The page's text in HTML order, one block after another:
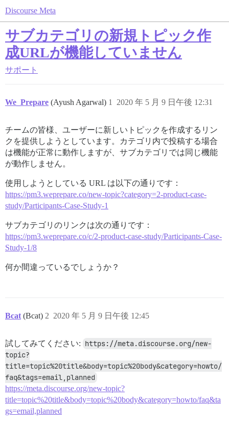
Discourse Meta
サブカテゴリの新規トピック作
成URLが機能していません
サポート
We_Prepare (Ayush Agarwal) 2020 年 5 月 9 日午後 12:31
1
チームの皆様、ユーザーに新しいトピックを作成するリン
クを提供しようとしています。カテゴリ内で投稿する場合
は機能が正常に動作しますが、サブカテゴリでは同じ機能
が動作しません。
使用しようとしている URL は以下の通りです：
https://pm3.weprepare.co/new-topic?category=2-product-case-
study/Participants-Case-Study-1
サブカテゴリのリンクは次の通りです：
https://pm3.weprepare.co/c/2-product-case-study/Participants-Case-
Study-1/8
何か間違っているでしょうか？
Bcat (Bcat) 2020 年 5 月 9 日午後 12:45
2
試してみてください: https://meta.discourse.org/new-
topic?
title=topic%20title&body=topic%20body&category=howto/
faq&tags=email,planned
https://meta.discourse.org/new-topic?
title=topic%20title&body=topic%20body&category=howto/faq&ta
gs=email,planned